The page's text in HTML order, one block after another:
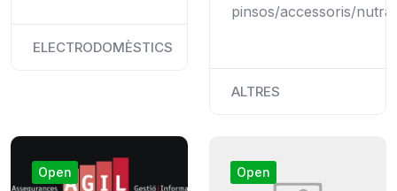
ELECTRODOMÈSTICS
pinsos/accessoris/
ALTRES
Open Open